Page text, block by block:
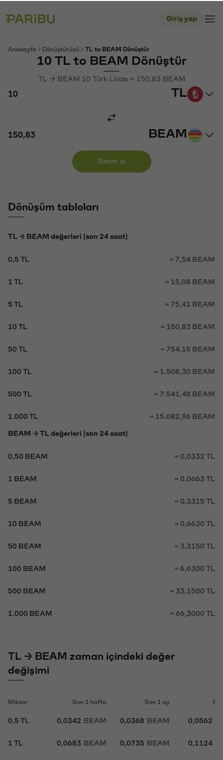
Giriş yap
Anasayfa Dönüştürücü TL to BEAM Dönüştür
10 TL to BEAM Dönüştür
TL → BEAM 10 Türk Lirası ≈ 150,83 BEAM
TL
BEAM
Beam al
Dönüşüm tabloları
TL → BEAM değerleri (son 24 saat)
0,5 TL = 7,54 BEAM
1 TL = 15,08 BEAM
5 TL = 75,41 BEAM
10 TL = 150,83 BEAM
50 TL = 754,15 BEAM
100 TL = 1.508,30 BEAM
500 TL = 7.541,48 BEAM
1.000 TL = 15.082,96 BEAM
BEAM → TL değerleri (son 24 saat)
0,50 BEAM = 0,0332 TL
1 BEAM = 0,0663 TL
5 BEAM = 0,3315 TL
10 BEAM = 0,6630 TL
50 BEAM = 3,3150 TL
100 BEAM = 6,6300 TL
500 BEAM = 33,1500 TL
1.000 BEAM = 66,3000 TL
TL → BEAM zaman içindeki değer
değişimi
Miktar Son 1 hafta Son 1 ay
0,5 TL 0,0342 BEAM 0,0368 BEAM 0,0562
1 TL 0,0683 BEAM 0,0735 BEAM 0,1124